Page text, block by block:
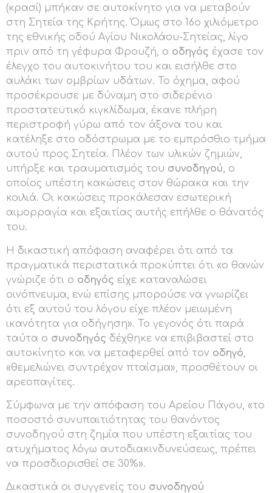
(κρασί) μπήκαν σε αυτοκίνητο για να μεταβούν
στη Σητεία της Κρήτης. Όμως στο 16ο χιλιόμετρο
της εθνικής οδού Αγίου Νικολάου-Σητείας, λίγο
πριν από τη γέφυρα Φρουζή, ο οδηγός έχασε τον
έλεγχο του αυτοκινήτου του και εισήλθε στο
αυλάκι των ομβρίων υδάτων. Το όχημα, αφού
προσέκρουσε με δύναμη στο σιδερένιο
προστατευτικό κιγκλίδωμα, έκανε πλήρη
περιστροφή γύρω από τον άξονα του και
κατέληξε στο οδόστρωμα με το εμπρόσθιο τμήμα
αυτού προς Σητεία. Πλέον των υλικών ζημιών,
υπήρξε και τραυματισμός του συνοδηγού, ο
οποίος υπέστη κακώσεις στον θώρακα και την
κοιλιά. Οι κακώσεις προκάλεσαν εσωτερική
αιμορραγία και εξαιτίας αυτής επήλθε ο θάνατός
του.
Η δικαστική απόφαση αναφέρει ότι από τα
πραγματικά περιστατικά προκύπτει ότι «ο θανών
γνώριζε ότι ο οδηγός είχε καταναλώσει
οινόπνευμα, ενώ επίσης μπορούσε να γνωρίζει
ότι εξ αυτού του λόγου είχε πλέον μειωμένη
ικανότητα για οδήγηση». Το γεγονός ότι παρά
ταύτα ο συνοδηγός δέχθηκε να επιβιβαστεί στο
αυτοκίνητο και να μεταφερθεί από τον οδηγό
«θεμελιώνει συντρέχον πταίσμα», προσθέτουν οι
αρεοπαγίτες.
Σύμφωνα με την απόφαση του Αρείου Πάγου, «το
ποσοστό συνυπαιτιότητας του θανόντος
συνοδηγού στη ζημία που υπέστη εξαιτίας του
ατυχήματος λόγω αυτοδιακινδυνεύσεως, πρέπει
να προσδιορισθεί σε 30%».
Δικαστικά οι συγγενείς του συνοδηγού